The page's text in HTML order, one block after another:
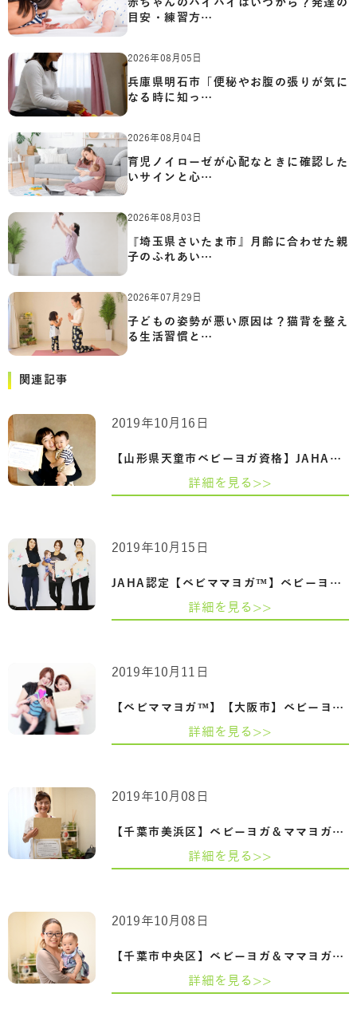
赤ちゃんのハイハイはいつから？発達の
目安・練習方…
2026年08月05日
兵庫県明石市「便秘やお腹の張りが気に
なる時に知っ…
2026年08月04日
育児ノイローゼが心配なときに確認した
いサインと心…
2026年08月03日
『埼玉県さいたま市』月齢に合わせた親
子のふれあい…
2026年07月29日
子どもの姿勢が悪い原因は？猫背を整え
る生活習慣と…
関連記事
【山形県天童市ベビーヨガ資格】JAHA認定…
2019年10月16日
詳細を見る>>
JAHA認定【ベビママヨガ™】ベビーヨガ＆マ…
2019年10月15日
詳細を見る>>
【ベビママヨガ™】【大阪市】ベビーヨガ＆…
2019年10月11日
詳細を見る>>
【千葉市美浜区】ベビーヨガ＆ママヨガイ…
2019年10月08日
詳細を見る>>
【千葉市中央区】ベビーヨガ＆ママヨガイ…
2019年10月08日
詳細を見る>>